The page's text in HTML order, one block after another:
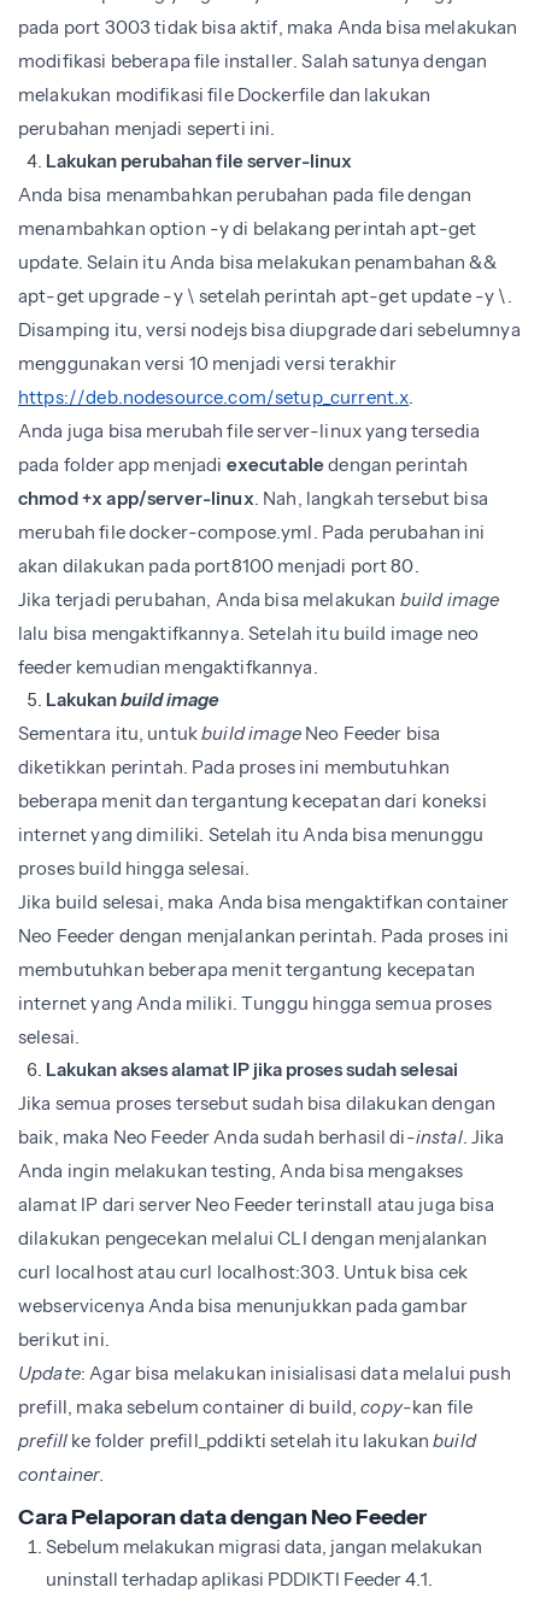
pada port 3003 tidak bisa aktif, maka Anda bisa melakukan
modifikasi beberapa file installer. Salah satunya dengan
melakukan modifikasi file Dockerfile dan lakukan
perubahan menjadi seperti ini.
Lakukan perubahan file server-linux
Anda bisa menambahkan perubahan pada file dengan
menambahkan option -y di belakang perintah apt-get
update. Selain itu Anda bisa melakukan penambahan &&
apt-get upgrade -y \ setelah perintah apt-get update -y \.
Disamping itu, versi nodejs bisa diupgrade dari sebelumnya
menggunakan versi 10 menjadi versi terakhir
https://deb.nodesource.com/setup_current.x.
Anda juga bisa merubah file server-linux yang tersedia
pada folder app menjadi executabledengan perintah
chmod +x app/server-linux. Nah, langkah tersebut bisa
merubah file docker-compose.yml. Pada perubahan ini
akan dilakukan pada port8100 menjadi port 80.
Jika terjadi perubahan, Anda bisa melakukan build image
lalu bisa mengaktifkannya. Setelah itu build image neo
feeder kemudian mengaktifkannya.
Lakukanbuild image
Sementara itu, untukbuild imageNeo Feeder bisa
diketikkan perintah. Pada proses ini membutuhkan
beberapa menit dan tergantung kecepatan dari koneksi
internet yang dimiliki. Setelah itu Anda bisa menunggu
proses build hingga selesai.
Jika build selesai, maka Anda bisa mengaktifkan container
Neo Feeder dengan menjalankan perintah. Pada proses ini
membutuhkan beberapa menit tergantung kecepatan
internet yang Anda miliki. Tunggu hingga semua proses
selesai.
Lakukan akses alamat IP jika proses sudah selesai
Jika semua proses tersebut sudah bisa dilakukan dengan
baik, maka Neo Feeder Anda sudah berhasil di-instal. Jika
Anda ingin melakukan testing, Anda bisa mengakses
alamat IP dari server Neo Feeder terinstall atau juga bisa
dilakukan pengecekan melalui CLI dengan menjalankan
curl localhost atau curl localhost:303. Untuk bisa cek
webservicenya Anda bisa menunjukkan pada gambar
berikut ini.
Update: Agar bisa melakukan inisialisasi data melalui push
prefill, maka sebelum container di build, copy-kan file
prefill ke folder prefill_pddikti setelah itu lakukanbuild
container.
Cara Pelaporan data dengan Neo Feeder
Sebelum melakukan migrasi data, jangan melakukan
uninstall terhadap aplikasi PDDIKTI Feeder 4.1.